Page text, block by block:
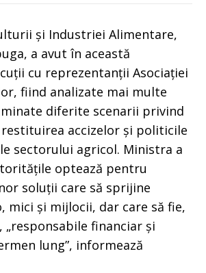
și Industriei Alimentare,
a avut în această
cu reprezentanții Asociației
fiind analizate mai multe
diferite scenarii privind
accizelor și politicile
sectorului agricol. Ministra a
optează pentru
soluții care să sprijine
mici și mijlocii, dar care să fie,
financiar și
lung”, informează